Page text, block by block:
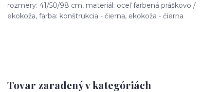
rozmery: 41/50/98 cm, materiál: oceľ farbená práškovo /
ekokoža, farba: konštrukcia - čierna, ekokoža - čierna
Tovar zaradený v kategóriách